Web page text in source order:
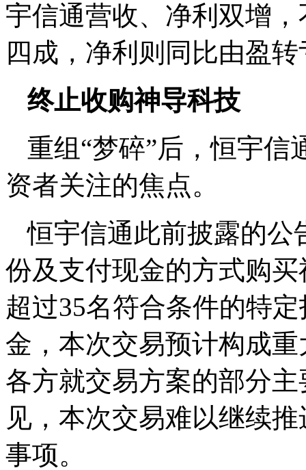
宇信通营收、净利双增
四成，净利则同比由盈转
终止收购神导科技
重组“梦碎”后，恒宇信
资者关注的焦点。
恒宇信通此前披露的公
份及支付现金的方式购
超过35名符合条件的特
金，本次交易预计构成
各方就交易方案的部分
见，本次交易难以继续
事项。